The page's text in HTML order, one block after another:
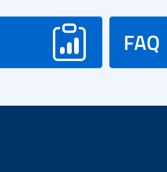
FAQ